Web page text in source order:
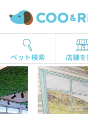
ペット検索 店舗を